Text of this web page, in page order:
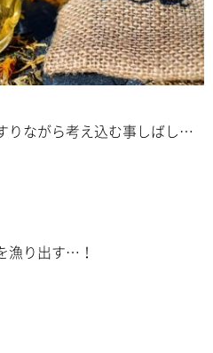
りながら考え込む事しばし…
漁り出す…！